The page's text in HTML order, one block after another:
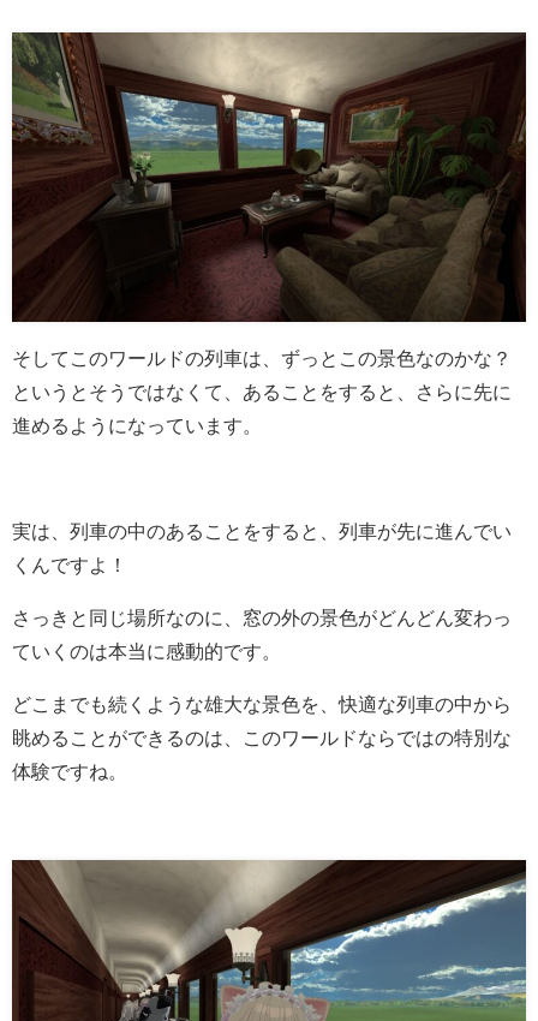
そしてこのワールドの列車は、ずっとこの景色なのかな？
というとそうではなくて、あることをすると、さらに先に
進めるようになっています。
実は、列車の中のあることをすると、列車が先に進んでい
くんですよ！
さっきと同じ場所なのに、窓の外の景色がどんどん変わっ
ていくのは本当に感動的です。
どこまでも続くような雄大な景色を、快適な列車の中から
眺めることができるのは、このワールドならではの特別な
体験ですね。